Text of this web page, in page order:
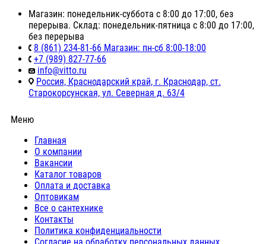
Магазин: понедельник-суббота с 8:00 до 17:00, без
перерыва. Склад: понедельник-пятница с 8:00 до 17:00,
без перерыва
8 (861) 234-81-66 Магазин: пн-сб 8:00-18:00
+7 (989) 827-77-66
info@vitto.ru
Россия, Краснодарский край, г. Краснодар, ст.
Старокорсунская, ул. Северная д. 63/4
Меню
Главная
О компании
Вакансии
Каталог товаров
Оплата и доставка
Оптовикам
Все о сантехнике
Контакты
Политика конфиденциальности